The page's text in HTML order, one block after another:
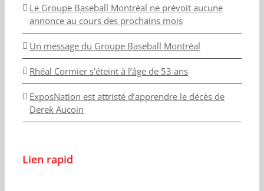
Le Groupe Baseball Montréal ne prévoit aucune
annonce au cours des prochains mois
Un message du Groupe Baseball Montréal
Rhéal Cormier s’éteint à l’âge de 53 ans
ExposNation est attristé d’apprendre le décès de
Derek Aucoin
Lien rapid